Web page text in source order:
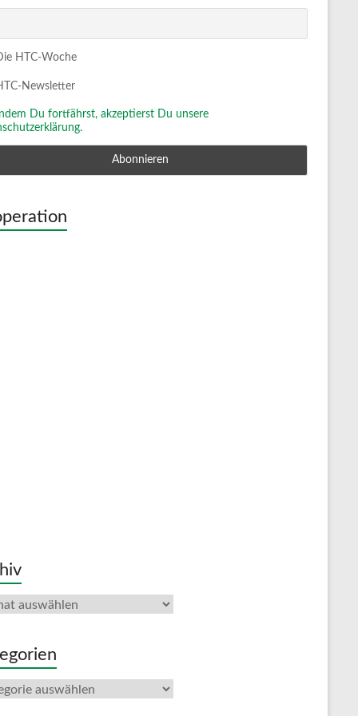
HTC-Woche
Newsletter
Indem Du fortfährst, akzeptierst Du unsere